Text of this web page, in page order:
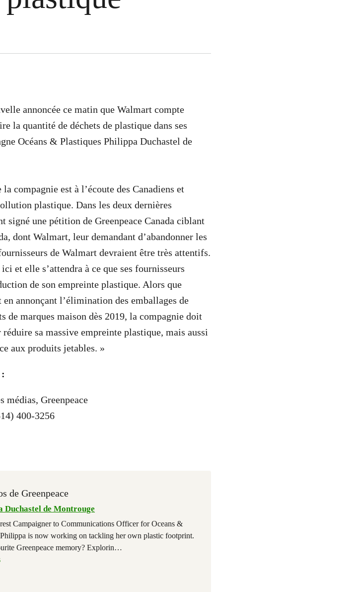
annoncée ce matin que Walmart compte
la quantité de déchets de plastique dans ses
Océans & Plastiques Philippa Duchastel de
compagnie est à l’écoute des Canadiens et
plastique. Dans les deux dernières
signé une pétition de Greenpeace Canada ciblant
dont Walmart, leur demandant d’abandonner les
de Walmart devraient être très attentifs.
et elle s’attendra à ce que ses fournisseurs
de son empreinte plastique. Alors que
annonçant l’élimination des emballages de
de marques maison dès 2019, la compagnie doit
sa massive empreinte plastique, mais aussi
aux produits jetables. »
médias, Greenpeace
400-3256
de Greenpeace
Duchastel de Montrouge
Campaigner to Communications Officer for Oceans &
is now working on tackling her own plastic footprint.
Greenpeace memory? Explorin…